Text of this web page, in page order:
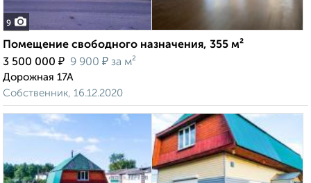
9
Помещение свободного назначения, 355 м²
3 500 000 ₽ 9 900 ₽ за м²
Дорожная 17А
Собственник, 16.12.2020